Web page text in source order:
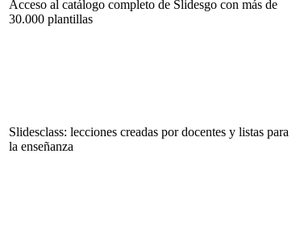
Acceso al catálogo completo de Slidesgo con más de
30.000 plantillas
Slidesclass: lecciones creadas por docentes y listas para
la enseñanza